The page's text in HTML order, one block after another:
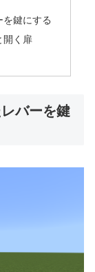
鍵にする
開く扉
バーを鍵